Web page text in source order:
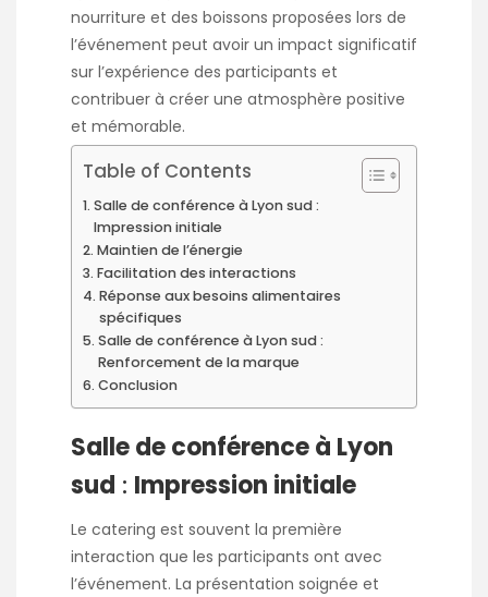
nourriture et des boissons proposées lors de
l’événement peut avoir un impact significatif
sur l’expérience des participants et
contribuer à créer une atmosphère positive
et mémorable.
Table of Contents
Salle de conférence à Lyon sud :
Impression initiale
Maintien de l’énergie
Facilitation des interactions
Réponse aux besoins alimentaires
spécifiques
Salle de conférence à Lyon sud :
Renforcement de la marque
Conclusion
Salle de conférence à Lyon
sud : Impression initiale
Le catering est souvent la première
interaction que les participants ont avec
l’événement. La présentation soignée et